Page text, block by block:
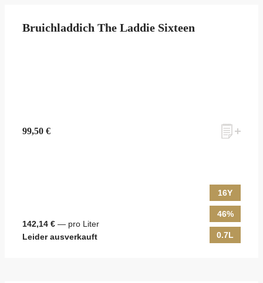
Bruichladdich The Laddie Sixteen
99,50 €
142,14 € — pro Liter
Leider ausverkauft
16Y
46%
0.7L